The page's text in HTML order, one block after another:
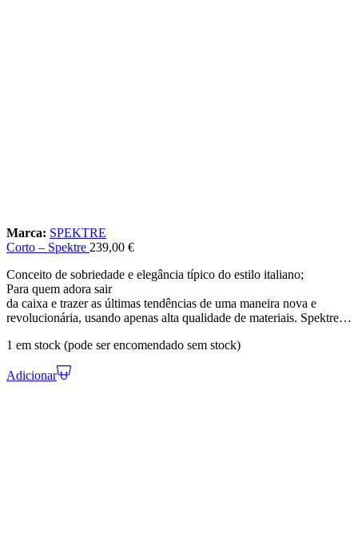
Marca: SPEKTRE
Corto – Spektre 239,00 €
Conceito de sobriedade e elegância típico do estilo italiano;
Para quem adora sair
da caixa e trazer as últimas tendências de uma maneira nova e
revolucionária, usando apenas alta qualidade de materiais. Spektre…
1 em stock (pode ser encomendado sem stock)
Adicionar